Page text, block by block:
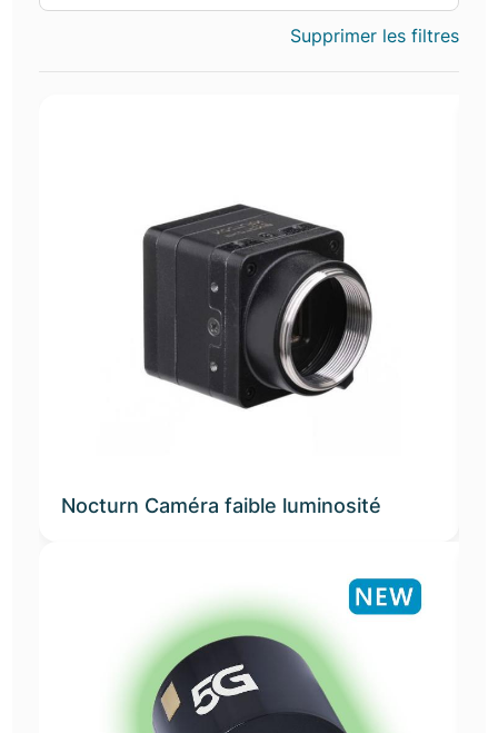
Supprimer les filtres
Nocturn Caméra faible luminosité